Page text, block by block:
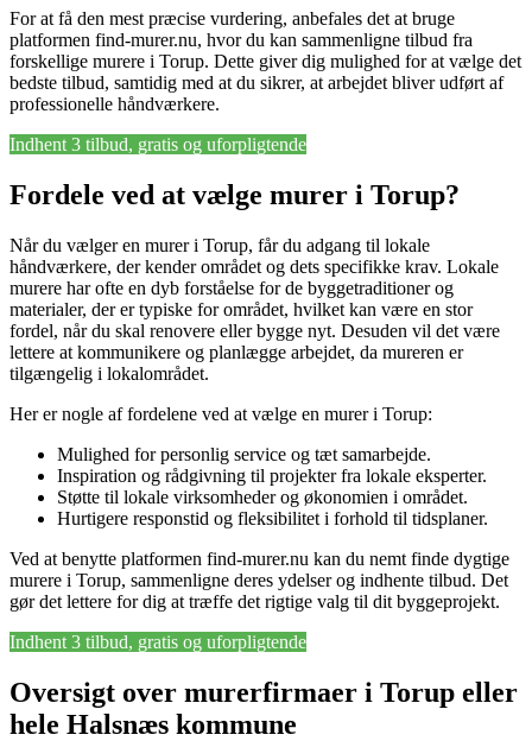
For at få den mest præcise vurdering, anbefales det at bruge
platformen find-murer.nu, hvor du kan sammenligne tilbud fra
forskellige murere i Torup. Dette giver dig mulighed for at vælge det
bedste tilbud, samtidig med at du sikrer, at arbejdet bliver udført af
professionelle håndværkere.
Indhent 3 tilbud, gratis og uforpligtende
Fordele ved at vælge murer i Torup?
Når du vælger en murer i Torup, får du adgang til lokale
håndværkere, der kender området og dets specifikke krav. Lokale
murere har ofte en dyb forståelse for de byggetraditioner og
materialer, der er typiske for området, hvilket kan være en stor
fordel, når du skal renovere eller bygge nyt. Desuden vil det være
lettere at kommunikere og planlægge arbejdet, da mureren er
tilgængelig i lokalområdet.
Her er nogle af fordelene ved at vælge en murer i Torup:
Mulighed for personlig service og tæt samarbejde.
Inspiration og rådgivning til projekter fra lokale eksperter.
Støtte til lokale virksomheder og økonomien i området.
Hurtigere responstid og fleksibilitet i forhold til tidsplaner.
Ved at benytte platformen find-murer.nu kan du nemt finde dygtige
murere i Torup, sammenligne deres ydelser og indhente tilbud. Det
gør det lettere for dig at træffe det rigtige valg til dit byggeprojekt.
Indhent 3 tilbud, gratis og uforpligtende
Oversigt over murerfirmaer i Torup eller
hele Halsnæs kommune